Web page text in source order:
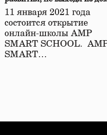
11 января 2021 года
состоится открытие
онлайн-школы АМР
SMART SCHOOL.
SMART…